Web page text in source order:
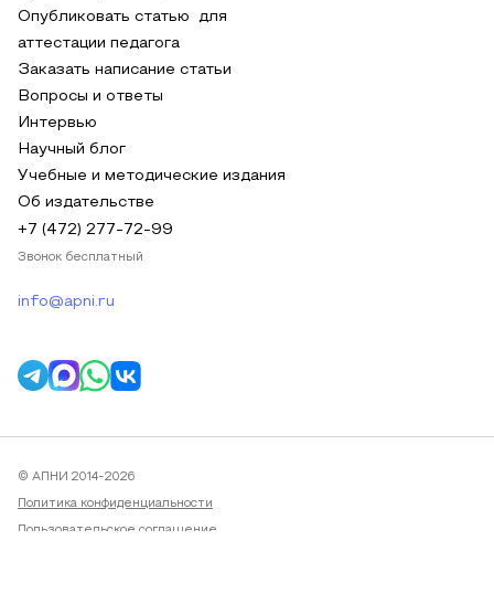
Опубликовать статью для
аттестации педагога
Заказать написание статьи
Вопросы и ответы
Интервью
Научный блог
Учебные и методические издания
Об издательстве
+7 (472) 277-72-99
Звонок бесплатный
info@apni.ru
© АПНИ 2014-2026
Политика конфиденциальности
Пользовательское соглашение